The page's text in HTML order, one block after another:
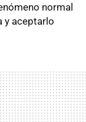
normal
y aceptarlo